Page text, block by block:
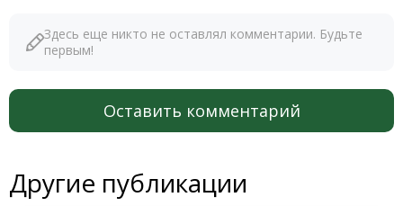
Здесь еще никто не оставлял комментарии. Будьте
первым!
Оставить комментарий
Другие публикации